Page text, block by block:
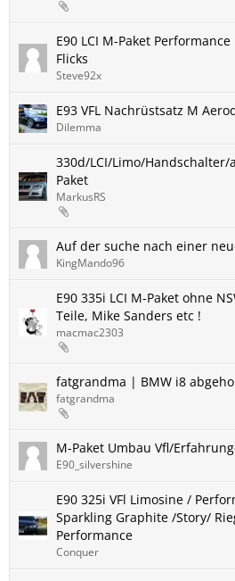
E90 LCI M-Paket
Flicks
Steve92x
E93 VFL Nachrüstsatz M
Dilemma
330d/LCI/Limo/
Paket
MarkusRS
Auf der suche nach einer
KingMando96
E90 335i LCI M-Paket ohne
Teile, Mike Sanders etc !
macmac2303
fatgrandma | BMW i8
fatgrandma
M-Paket Umbau Vfl/
E90_silvershine
E90 325i VFl Limosine /
Sparkling Graphite /Story/
Performance
Conquer